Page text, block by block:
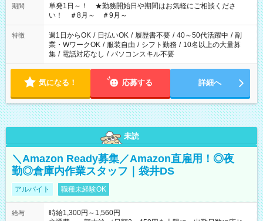
期間
単発1日～！ ★勤務開始日や期間はお気軽にご相談くださ
い！ ＃8月～ ＃9月～
特徴 週1日からOK / 日払いOK / 履歴書不要 / 40～50代活躍中 / 副
業・WワークOK / 服装自由 / シフト勤務 / 10名以上の大量募
集 / 電話対応なし / パソコンスキル不要
気になる！ 応募する 詳細へ
未読
＼Amazon Ready募集／Amazon直雇用！◎夜
勤◎倉庫内作業スタッフ｜袋井DS
アルバイト 職種未経験OK
給与
時給1,300円～1,560円